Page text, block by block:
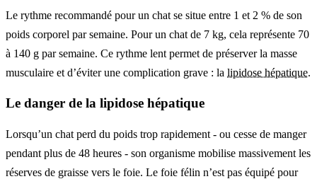
Le rythme recommandé pour un chat se situe entre 1 et 2 % de son
poids corporel par semaine. Pour un chat de 7 kg, cela représente 70
à 140 g par semaine. Ce rythme lent permet de préserver la masse
musculaire et d’éviter une complication grave : la lipidose hépatique.
Le danger de la lipidose hépatique
Lorsqu’un chat perd du poids trop rapidement - ou cesse de manger
pendant plus de 48 heures - son organisme mobilise massivement les
réserves de graisse vers le foie. Le foie félin n’est pas équipé pour